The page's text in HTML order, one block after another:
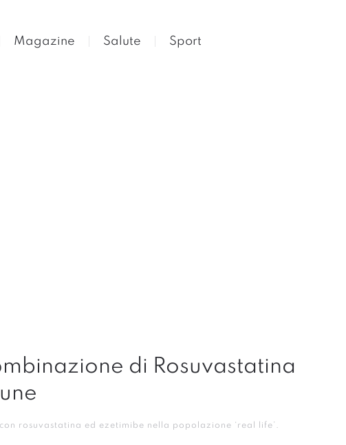
Magazine Salute Sport
di Rosuvastatina
rosuvastatina ed ezetimibe nella popolazione ‘real life’.